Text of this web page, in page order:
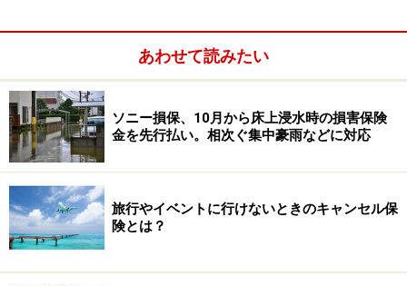
自転車保険の補償内容
自転車保険は、損害保険のジャンルで分類すると「傷害
保険」に区分けされます。
主な補償は
あわせて読みたい
ソニー損保、10月から床上浸水時の損害保険
金を先行払い。相次ぐ集中豪雨などに対応
旅行やイベントに行けないときのキャンセル保
険とは？